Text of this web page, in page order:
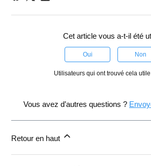
Cet article vous a-t-il été
Oui Non
Utilisateurs qui ont trouvé cela
Vous avez d’autres questions ?
Retour en haut